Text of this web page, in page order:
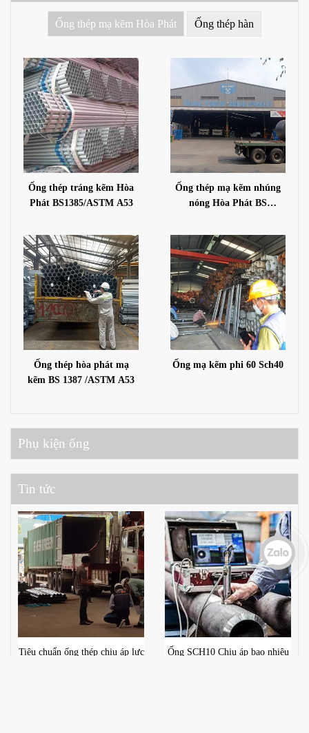
Ống thép mạ kẽm Hòa Phát Ống thép hàn
Ống thép tráng kẽm Hòa
Phát BS1385/ASTM A53
Ống thép mạ kẽm nhúng
nóng Hòa Phát BS
Ống thép hòa phát mạ
kẽm BS 1387 /ASTM A53
Ống mạ kẽm phi 60 Sch40
Phụ kiện ống
Tin tức
Tiêu chuẩn ống thép chịu áp lực
Ống SCH10 Chịu áp bao nhiêu